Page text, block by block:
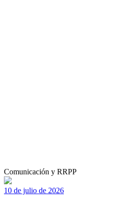
Comunicación y RRPP
10 de julio de 2026